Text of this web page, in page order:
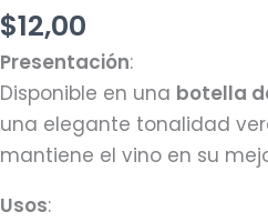
$12,00
Presentación:
Disponible en una botella
una elegante tonalidad
mantiene el vino en su
Usos: